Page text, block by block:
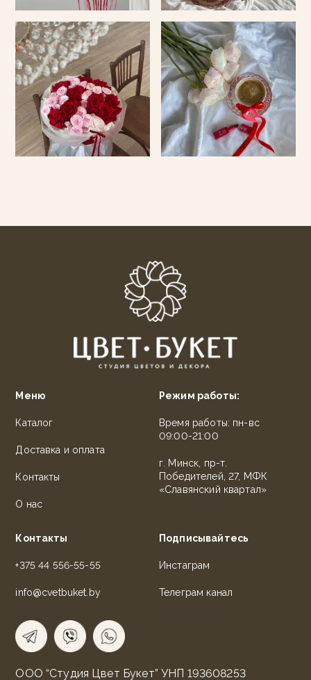
Меню
Каталог
Доставка и оплата
Контакты
О нас
Режим работы:
Время работы: пн-вс
09:00-21:00
г. Минск, пр-т.
Победителей, 27, МФК
«Славянский квартал»
Контакты
+375 44 556-55-55
info@cvetbuket.by
Подписывайтесь
Инстаграм
Телеграм канал
ООО “Студия Цвет Букет” УНП 193608253